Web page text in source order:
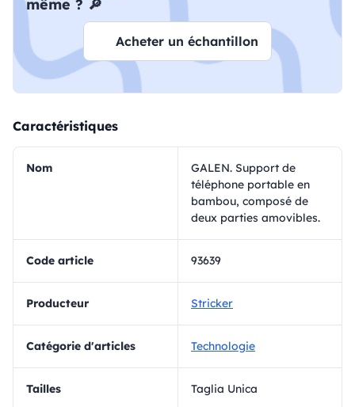
même ? 🔎
Acheter un échantillon
Caractéristiques
Nom
GALEN. Support de
téléphone portable en
bambou, composé de
deux parties amovibles.
Code article 93639
Producteur Stricker
Catégorie d'articles Technologie
Tailles Taglia Unica